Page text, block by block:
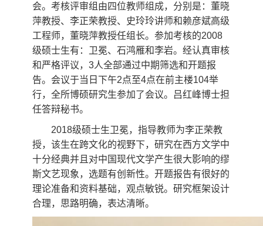
数字跨文化工作站
会。考核评审组由四位教师组成，分别是：董晓
萍教授、李正荣教授、史玲玲讲师和赖彦斌高级
工程师，董晓萍教授任组长。参加考核的2008
级硕士生有：卫冕、石鸿雁和李岩。经认真审核
和严格评议， 3人全部通过中期筛选和开题报
告。会议于当日下午2点至4点在前主楼104举
行，全所博硕研究生参加了会议。吕红峰博士担
任答辩秘书。
2018级硕士生卫冕，指导教师为李正荣教
授，该生在跨文化的视野下，研究在西方文学中
十分经典并且对中国现代文学产生很大影响的缪
斯文艺现象，选题有创新性。开题报告有很好的
理论准备和资料基础，观点敏锐。研究框架设计
合理，思路明确，表达清晰。